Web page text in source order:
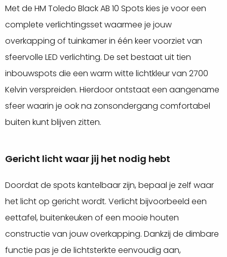
Met de HM Toledo Black AB 10 Spots kies je voor een
complete verlichtingsset waarmee je jouw
overkapping of tuinkamer in één keer voorziet van
sfeervolle LED verlichting. De set bestaat uit tien
inbouwspots die een warm witte lichtkleur van 2700
Kelvin verspreiden. Hierdoor ontstaat een aangename
sfeer waarin je ook na zonsondergang comfortabel
buiten kunt blijven zitten.
Gericht licht waar jij het nodig hebt
Doordat de spots kantelbaar zijn, bepaal je zelf waar
het licht op gericht wordt. Verlicht bijvoorbeeld een
eettafel, buitenkeuken of een mooie houten
constructie van jouw overkapping. Dankzij de dimbare
functie pas je de lichtsterkte eenvoudig aan,